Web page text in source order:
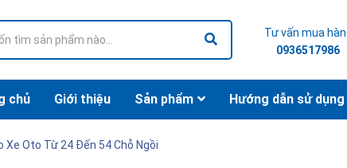
Tư vấn mua
0936517986
chủ Giới thiệu Sản phẩm Hướng dẫn sử dụng
Xe Oto Từ 24 Đến 54 Chỗ Ngồi